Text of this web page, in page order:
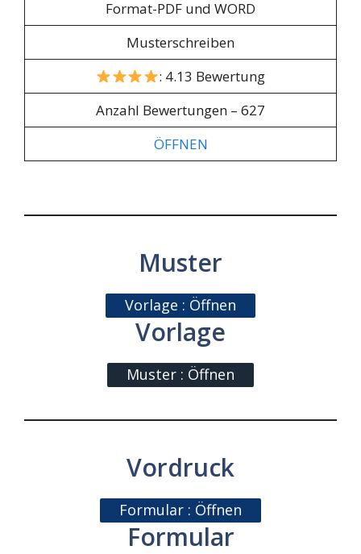
Format-PDF und WORD
Musterschreiben
: 4.13 Bewertung
Anzahl Bewertungen – 627
ÖFFNEN
Muster
Vorlage : Öffnen
Vorlage
Muster : Öffnen
Vordruck
Formular : Öffnen
Formular